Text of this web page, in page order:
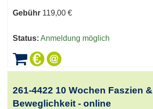
Gebühr 119,00 €
Status: Anmeldung möglich
261-4422 10 Wochen Faszien &
Beweglichkeit - online